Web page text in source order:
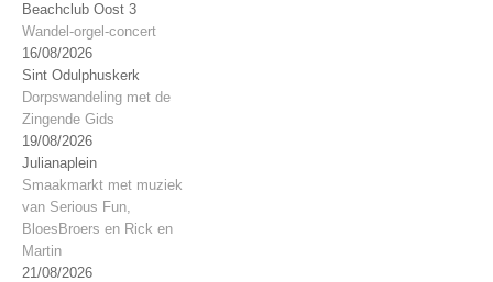
Beachclub Oost 3
Wandel-orgel-concert
16/08/2026
Sint Odulphuskerk
Dorpswandeling met de
Zingende Gids
19/08/2026
Julianaplein
Smaakmarkt met muziek
van Serious Fun,
BloesBroers en Rick en
Martin
21/08/2026